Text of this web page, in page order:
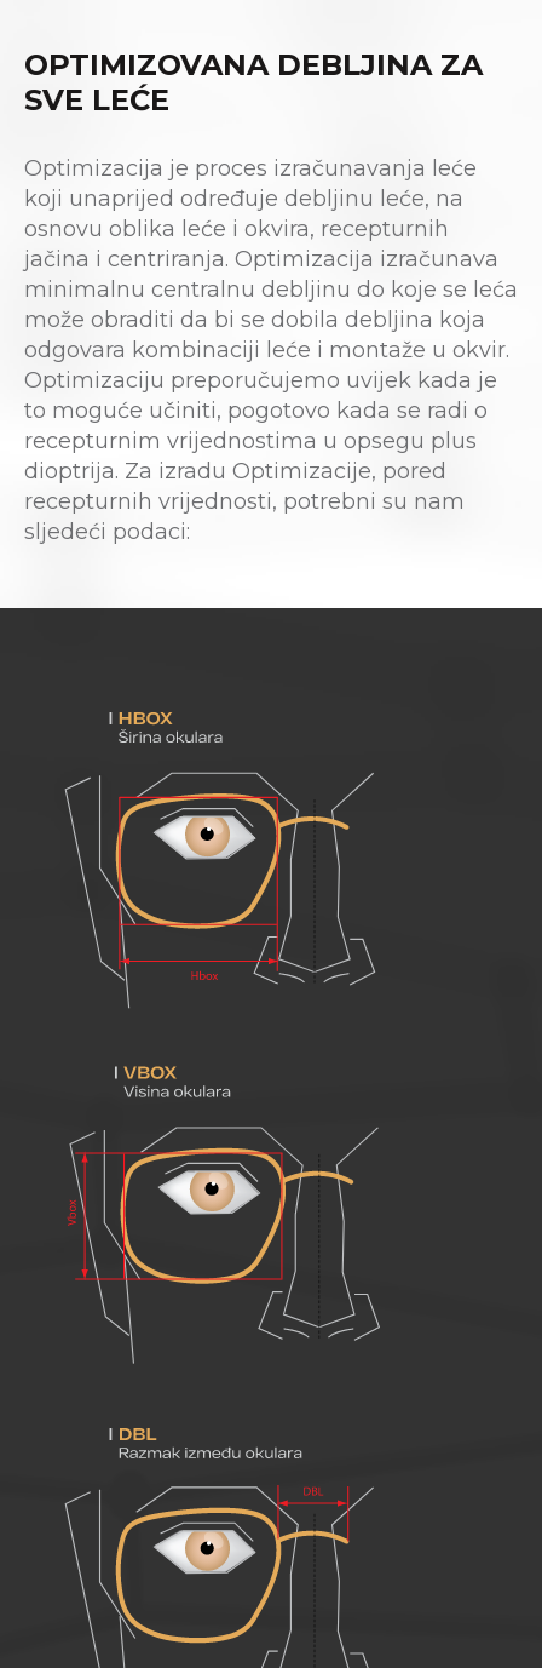
OPTIMIZOVANA DEBLJINA ZA
SVE LEĆE
Optimizacija je proces izračunavanja leće
koji unaprijed određuje debljinu leće, na
osnovu oblika leće i okvira, recepturnih
jačina i centriranja. Optimizacija izračunava
minimalnu centralnu debljinu do koje se leća
može obraditi da bi se dobila debljina koja
odgovara kombinaciji leće i montaže u okvir.
Optimizaciju preporučujemo uvijek kada je
to moguće učiniti, pogotovo kada se radi o
recepturnim vrijednostima u opsegu plus
dioptrija. Za izradu Optimizacije, pored
recepturnih vrijednosti, potrebni su nam
sljedeći podaci: